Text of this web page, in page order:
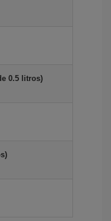
0.5 litros)